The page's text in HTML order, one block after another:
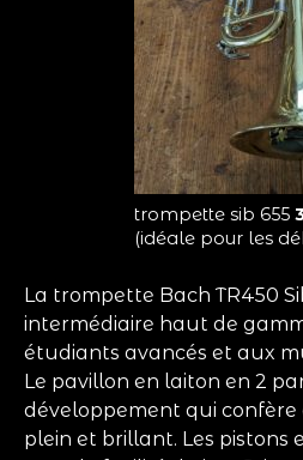
trompette sib 655
(idéale pour les
La trompette Bach TR450
intermédiaire haut de
étudiants avancés et aux
Le pavillon en laiton en 2
développement qui confère
plein et brillant. Les pistons